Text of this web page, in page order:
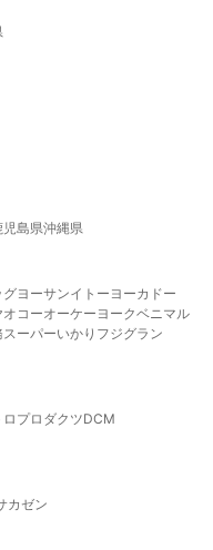
児島県沖縄県
グヨーサンイトーヨーカドー
オコーオーケー ヨークベニマル
スーパーいかり フジグラン
ロプロダクツDCM
カゼン